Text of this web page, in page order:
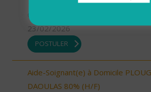
CDI
23/02/2026
POSTULER
Aide-Soignant(e) à Domicile
DAOULAS 80% (H/F)